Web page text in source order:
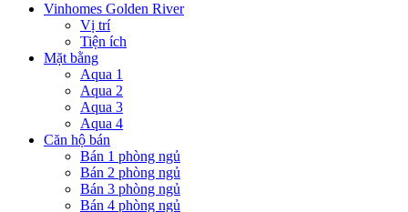
Vinhomes Golden River
Vị trí
Tiện ích
Mặt bằng
Aqua 1
Aqua 2
Aqua 3
Aqua 4
Căn hộ bán
Bán 1 phòng ngủ
Bán 2 phòng ngủ
Bán 3 phòng ngủ
Bán 4 phòng ngủ